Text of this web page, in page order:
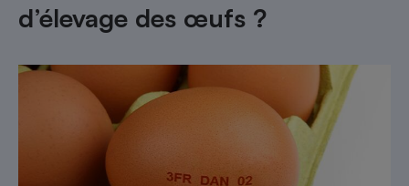
d’élevage des œufs ?